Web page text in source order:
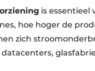
is essentieel
hoe hoger de
zich